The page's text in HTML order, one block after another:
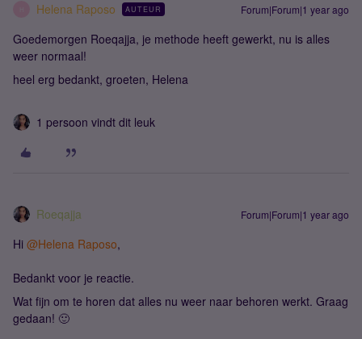
Helena Raposo AUTEUR Forum|Forum|1 year ago
Goedemorgen Roeqajja, je methode heeft gewerkt, nu is alles
weer normaal!
heel erg bedankt, groeten, Helena
1 persoon vindt dit leuk
Roeqajja Forum|Forum|1 year ago
Hi @Helena Raposo,
Bedankt voor je reactie.
Wat fijn om te horen dat alles nu weer naar behoren werkt. Graag
gedaan! 🙂